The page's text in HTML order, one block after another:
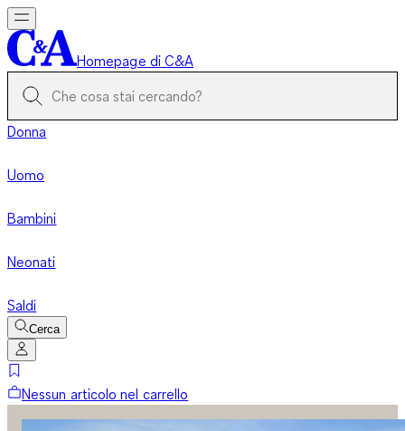
Homepage di C&A
Donna
Uomo
Bambini
Neonati
Saldi
Cerca
Nessun articolo nel carrello